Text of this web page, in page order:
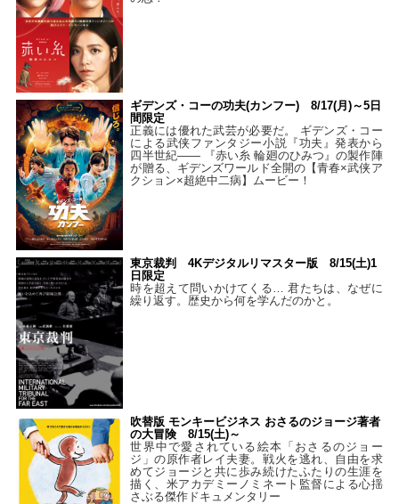
ギデンズ・コーの功夫(カンフー) 8/17(月)～5日
間限定
正義には優れた武芸が必要だ。 ギデンズ・コー
による武侠ファンタジー小説『功夫』発表から
四半世紀―― 『赤い糸 輪廻のひみつ』の製作陣
が贈る、ギデンズワールド全開の【青春×武侠ア
クション×超絶中二病】ムービー！
東京裁判 4Kデジタルリマスター版 8/15(土)1
日限定
時を超えて問いかけてくる… 君たちは、なぜに
繰り返す。歴史から何を学んだのかと。
吹替版 モンキービジネス おさるのジョージ著者
の大冒険 8/15(土)～
世界中で愛されている絵本「おさるのジョー
ジ」の原作者レイ夫妻。戦火を逃れ、自由を求
めてジョージと共に歩み続けたふたりの生涯を
描く、米アカデミーノミネート監督による心揺
さぶる傑作ドキュメンタリー